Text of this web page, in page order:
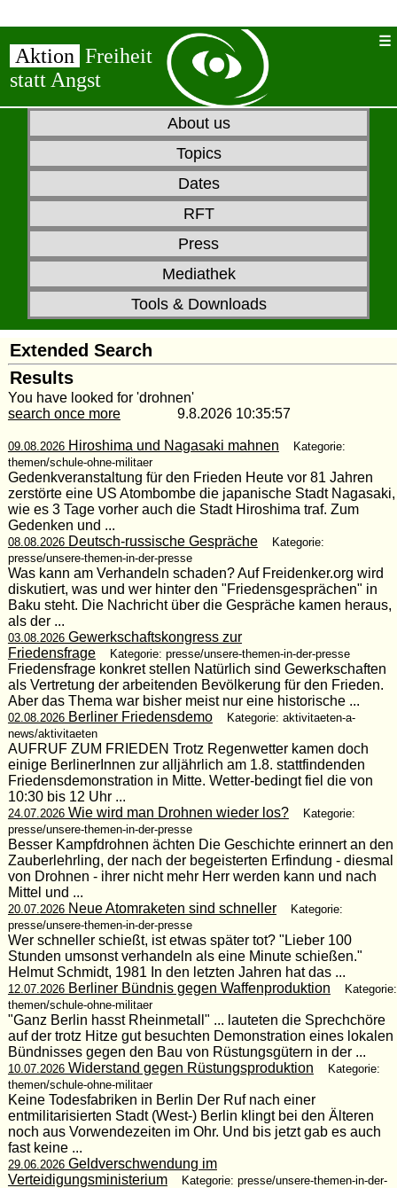
Aktion Freiheit
statt Angst
About us
Topics
Dates
RFT
Press
Mediathek
Tools & Downloads
Extended Search
Results
You have looked for 'drohnen'
search once more9.8.2026 10:35:57
09.08.2026Hiroshima und Nagasaki mahnen
Kategorie:
themen/schule-ohne-militaer
Gedenkveranstaltung für den Frieden Heute vor 81 Jahren
zerstörte eine US Atombombe die japanische Stadt Nagasaki,
wie es 3 Tage vorher auch die Stadt Hiroshima traf. Zum
Gedenken und ...
08.08.2026Deutsch-russische Gespräche
Kategorie:
presse/unsere-themen-in-der-presse
Was kann am Verhandeln schaden? Auf Freidenker.org wird
diskutiert, was und wer hinter den "Friedensgesprächen" in
Baku steht. Die Nachricht über die Gespräche kamen heraus,
als der ...
03.08.2026Gewerkschaftskongress zur
Friedensfrage
Kategorie: presse/unsere-themen-in-der-presse
Friedensfrage konkret stellen Natürlich sind Gewerkschaften
als Vertretung der arbeitenden Bevölkerung für den Frieden.
Aber das Thema war bisher meist nur eine historische ...
02.08.2026Berliner Friedensdemo
Kategorie: aktivitaeten-a-
news/aktivitaeten
AUFRUF ZUM FRIEDEN Trotz Regenwetter kamen doch
einige BerlinerInnen zur alljährlich am 1.8. stattfindenden
Friedensdemonstration in Mitte. Wetter-bedingt fiel die von
10:30 bis 12 Uhr ...
24.07.2026Wie wird man Drohnen wieder los?
Kategorie:
presse/unsere-themen-in-der-presse
Besser Kampfdrohnen ächten Die Geschichte erinnert an den
Zauberlehrling, der nach der begeisterten Erfindung - diesmal
von Drohnen - ihrer nicht mehr Herr werden kann und nach
Mittel und ...
20.07.2026Neue Atomraketen sind schneller
Kategorie:
presse/unsere-themen-in-der-presse
Wer schneller schießt, ist etwas später tot? "Lieber 100
Stunden umsonst verhandeln als eine Minute schießen."
Helmut Schmidt, 1981 In den letzten Jahren hat das ...
12.07.2026Berliner Bündnis gegen Waffenproduktion
Kategorie:
themen/schule-ohne-militaer
"Ganz Berlin hasst Rheinmetall" ... lauteten die Sprechchöre
auf der trotz Hitze gut besuchten Demonstration eines lokalen
Bündnisses gegen den Bau von Rüstungsgütern in der ...
10.07.2026Widerstand gegen Rüstungsproduktion
Kategorie:
themen/schule-ohne-militaer
Keine Todesfabriken in Berlin Der Ruf nach einer
entmilitarisierten Stadt (West-) Berlin klingt bei den Älteren
noch aus Vorwendezeiten im Ohr. Und bis jetzt gab es auch
fast keine ...
29.06.2026Geldverschwendung im
Verteidigungsministerium
Kategorie: presse/unsere-themen-in-der-